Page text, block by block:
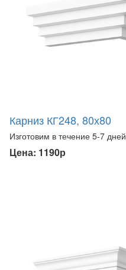
Карниз КГ248, 80х80
Изготовим в течение 5-7 дней
Цена: 1190р